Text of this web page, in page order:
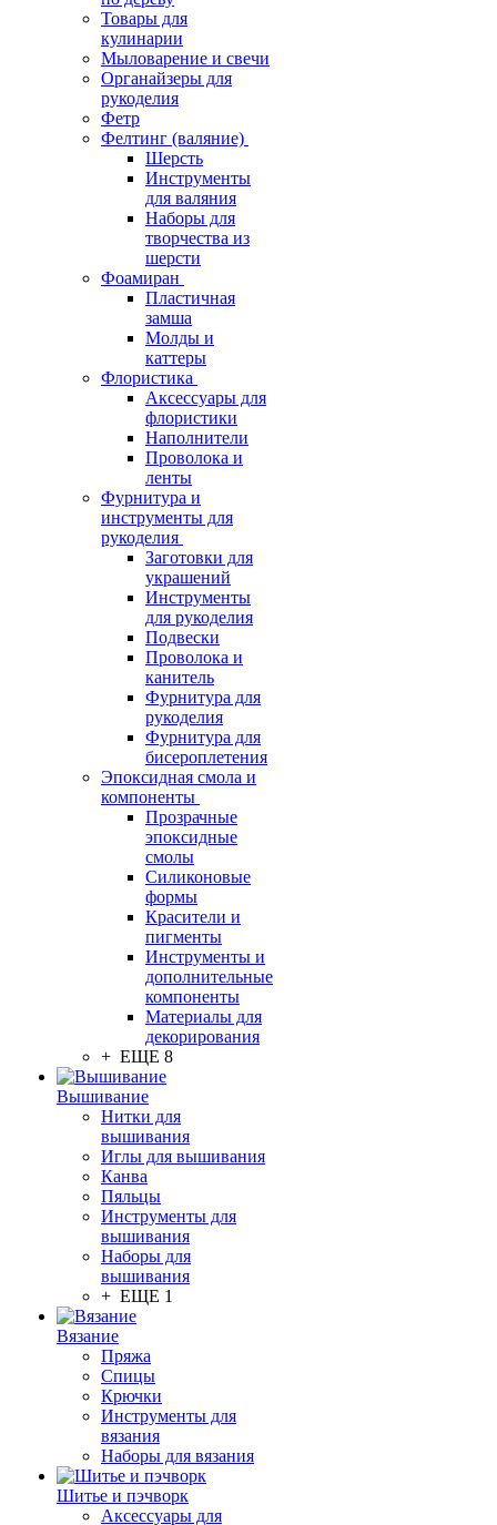
Товары для
кулинарии
Мыловарение и свечи
Органайзеры для
рукоделия
Фетр
Фелтинг (валяние)
Шерсть
Инструменты
для валяния
Наборы для
творчества из
шерсти
Фоамиран
Пластичная
замша
Молды и
каттеры
Флористика
Аксессуары для
флористики
Наполнители
Проволока и
ленты
Фурнитура и
инструменты для
рукоделия
Заготовки для
украшений
Инструменты
для рукоделия
Подвески
Проволока и
канитель
Фурнитура для
рукоделия
Фурнитура для
бисероплетения
Эпоксидная смола и
компоненты
Прозрачные
эпоксидные
смолы
Силиконовые
формы
Красители и
пигменты
Инструменты и
дополнительные
компоненты
Материалы для
декорирования
+ ЕЩЕ 8
Вышивание
Нитки для
вышивания
Иглы для вышивания
Канва
Пяльцы
Инструменты для
вышивания
Наборы для
вышивания
+ ЕЩЕ 1
Вязание
Пряжа
Спицы
Крючки
Инструменты для
вязания
Наборы для вязания
Шитье и пэчворк
Аксессуары для